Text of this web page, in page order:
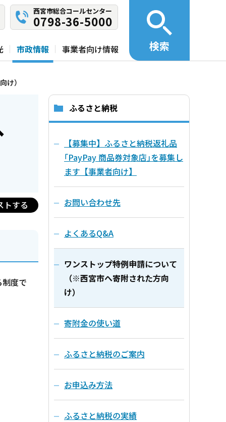
西宮市総合コールセンター
0798-36-5000
市政情報 事業者向け情報 検索
け）
トする
度で
ふるさと納税
【募集中】ふるさと納税返礼品
｢PayPay 商品券対象店｣を募集し
ます【事業者向け】
お問い合わせ先
よくあるQ&A
ワンストップ特例申請について
（※西宮市へ寄附された方向
け）
寄附金の使い道
ふるさと納税のご案内
お申込み方法
ふるさと納税の実績